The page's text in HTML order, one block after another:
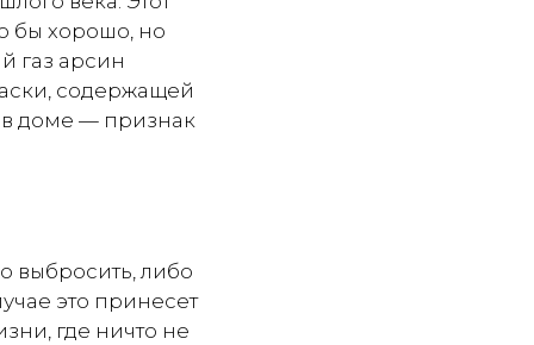
бы хорошо, но
газ арсин
содержащей
в доме — признак
выбросить, либо
это принесет
где ничто не